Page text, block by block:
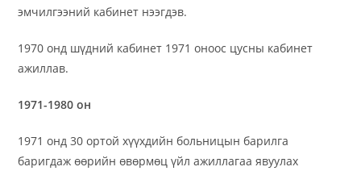
эмчилгээний кабинет нээгдэв.
1970 онд шүдний кабинет 1971 оноос цусны кабинет
ажиллав.
1971-1980 он
1971 онд 30 ортой хүүхдийн больницын барилга
баригдаж өөрийн өвөрмөц үйл ажиллагаа явуулах